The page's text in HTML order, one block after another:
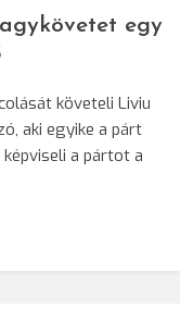
egy
követeli Liviu
aki egyike a párt
a pártot a